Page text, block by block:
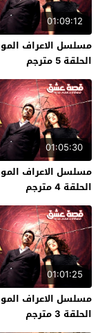
01:09:12
مسلسل الاعراف
الحلقة 5 مترجم
01:05:30
مسلسل الاعراف
الحلقة 4 مترجم
01:01:25
مسلسل الاعراف
الحلقة 3 مترجم